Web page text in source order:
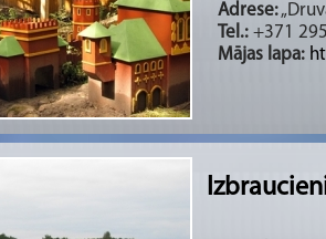
Adrese:
Tel.: +371
Mājas lapa: